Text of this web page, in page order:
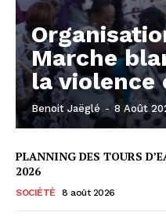
Marche
la violence
Benoit Jaëglé - 8 Août
PLANNING DES TOURS
2026
SOCIÉTÉ 8 août 2026